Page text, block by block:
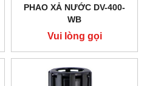
PHAO XẢ NƯỚC DV-400-
WB
Vui lòng gọi